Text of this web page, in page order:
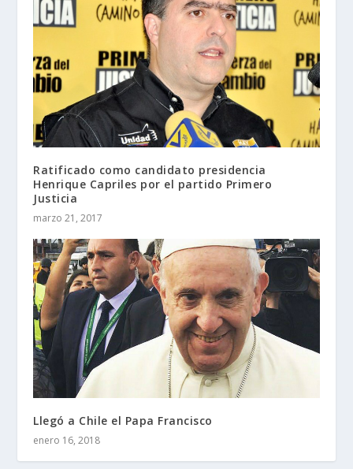
Ratificado como candidato presidencia
Henrique Capriles por el partido Primero
Justicia
marzo 21, 2017
Llegó a Chile el Papa Francisco
enero 16, 2018